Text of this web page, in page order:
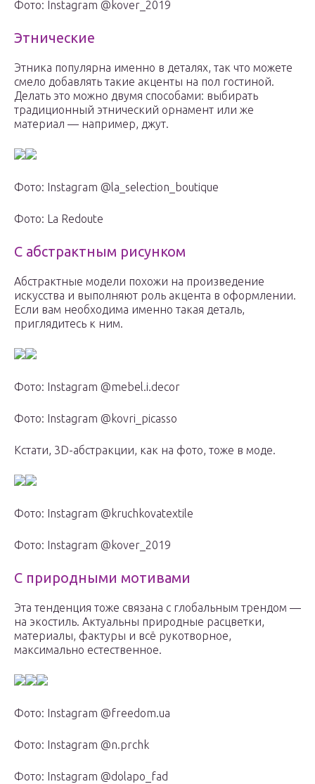
Фото: Instagram @kover_2019
Этнические
Этника популярна именно в деталях, так что можете
смело добавлять такие акценты на пол гостиной.
Делать это можно двумя способами: выбирать
традиционный этнический орнамент или же
материал — например, джут.
Фото: Instagram @la_selection_boutique
Фото: La Redoute
С абстрактным рисунком
Абстрактные модели похожи на произведение
искусства и выполняют роль акцента в оформлении.
Если вам необходима именно такая деталь,
приглядитесь к ним.
Фото: Instagram @mebel.i.decor
Фото: Instagram @kovri_picasso
Кстати, 3D-абстракции, как на фото, тоже в моде.
Фото: Instagram @kruchkovatextile
Фото: Instagram @kover_2019
С природными мотивами
Эта тенденция тоже связана с глобальным трендом —
на экостиль. Актуальны природные расцветки,
материалы, фактуры и всё рукотворное,
максимально естественное.
Фото: Instagram @freedom.ua
Фото: Instagram @n.prchk
Фото: Instagram @dolapo_fad